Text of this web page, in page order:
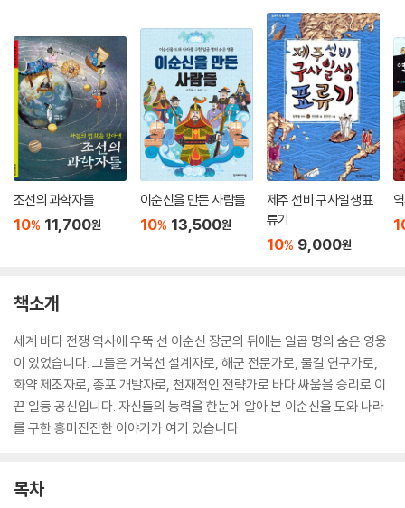
조선의 과학자들
10% 11,700원
이순신을 만든 사람들
10% 13,500원
제주 선비 구사일생 표
류기
10% 9,000원
책소개
세계 바다 전쟁 역사에 우뚝 선 이순신 장군의 뒤에는 일곱 명의 숨은 영웅
이 있었습니다. 그들은 거북선 설계자로, 해군 전문가로, 물길 연구가로,
화약 제조자로, 총포 개발자로, 천재적인 전략가로 바다 싸움을 승리로 이
끈 일등 공신입니다. 자신들의 능력을 한눈에 알아 본 이순신을 도와 나라
를 구한 흥미진진한 이야기가 여기 있습니다.
목차